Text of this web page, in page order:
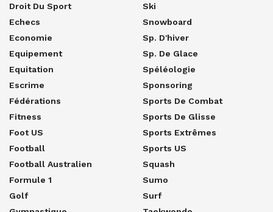
Droit Du Sport
Echecs
Economie
Equipement
Equitation
Escrime
Fédérations
Fitness
Foot US
Football
Football Australien
Formule 1
Golf
Ski
Snowboard
Sp. D'hiver
Sp. De Glace
Spéléologie
Sponsoring
Sports De Combat
Sports De Glisse
Sports Extrêmes
Sports US
Squash
Sumo
Surf